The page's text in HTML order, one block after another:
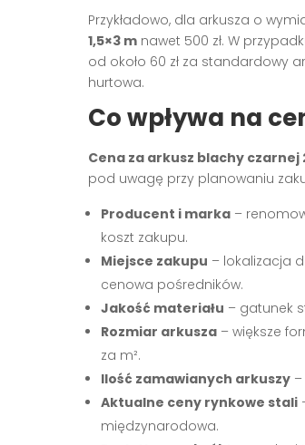
Przykładowo, dla arkusza o
1,5×3 m nawet 500 zł. W
od około 60 zł za standardowy
hurtowa.
Co wpływa na
Cena za arkusz blachy czarnej
pod uwagę przy planowaniu
Producent i marka –
koszt zakupu.
Miejsce zakupu – lokalizacja
cenowa pośredników.
Jakość materiału – gatunek
Rozmiar arkusza – większe
za m².
Ilość zamawianych arkuszy
Aktualne ceny rynkowe stali
międzynarodowa.